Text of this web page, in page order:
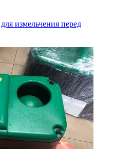
измельчения перед